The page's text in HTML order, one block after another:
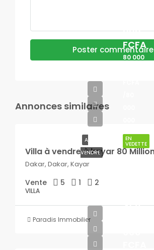
Poster commentaire
Annonces similaires
EN
VEDETTE
A
VENDRE
000
FCFA
80 000
Dakar, Dakar, Kayar
Vente 5 1 2
VILLA
Paradis Immobilier
450